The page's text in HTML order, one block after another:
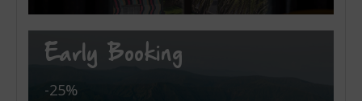
Early Booking
-25%